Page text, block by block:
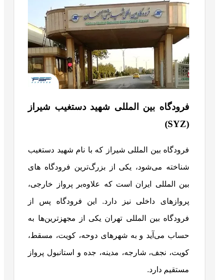
فرودگاه بین المللی شهید دستغیب شیراز
(SYZ)
فرودگاه بین المللی شیراز که با نام شهید دستغیب
شناخته می‌شود، یکی از بزرگ‌ترین فرودگاه های
بین المللی ایران است که علاوه‌بر پرواز خارجی،
پروازهای داخلی نیز دارد. این فرودگاه پس از
فرودگاه بین المللی تهران یکی از مجهزترین‌ها به
حساب می‌آید و به شهرهای دوحه، کویت، مسقط،
کویت، نجف، شارجه، مدینه، جده و استانبول پرواز
مستقیم دارد.